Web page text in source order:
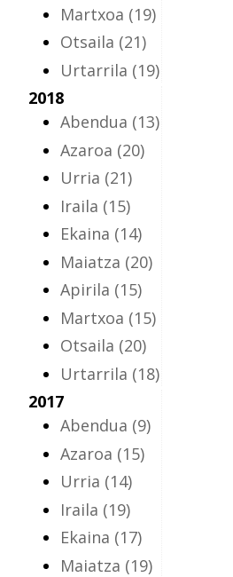
Martxoa (19)
Otsaila (21)
Urtarrila (19)
2018
Abendua (13)
Azaroa (20)
Urria (21)
Iraila (15)
Ekaina (14)
Maiatza (20)
Apirila (15)
Martxoa (15)
Otsaila (20)
Urtarrila (18)
2017
Abendua (9)
Azaroa (15)
Urria (14)
Iraila (19)
Ekaina (17)
Maiatza (19)